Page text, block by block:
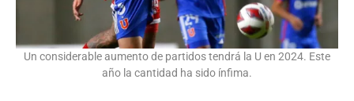
Un considerable aumento de partidos tendrá la U en 2024. Este
año la cantidad ha sido ínfima.